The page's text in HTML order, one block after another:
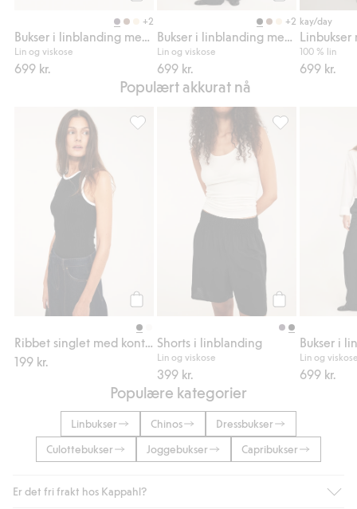
+2
Lin og viskose
699 kr.
Legg til
+2
Lin og viskose
699 kr.
kay/day
100 % lin
699 kr.
Populært akkurat nå
199 kr.
Ribbet singlet med kontrastkanter, Legg
Shorts i linblanding
Lin og viskose
399 kr.
Lin og
699 kr.
Populære kategorier
Linbukser Chinos
Dressbukser
Culottebukser
Joggebukser Capribukser
Er det fri frakt hos Kappahl?